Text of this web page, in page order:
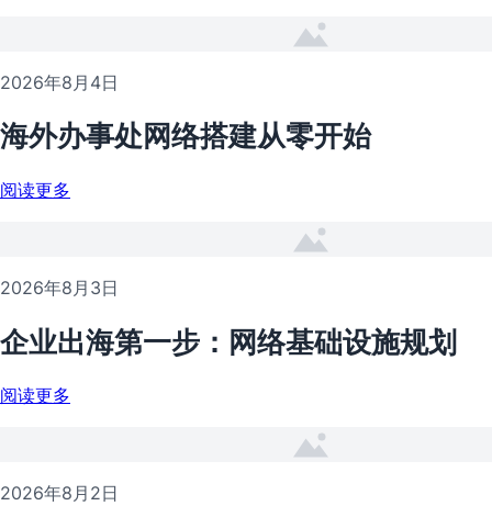
2026年8月4日
海外办事处网络搭建从零开始
阅读更多
2026年8月3日
企业出海第一步：网络基础设施规划
阅读更多
2026年8月2日